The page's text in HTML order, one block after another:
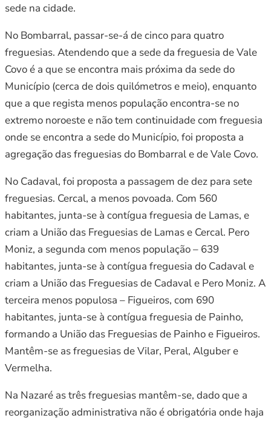
sede na cidade.
No Bombarral, passar-se-á de cinco para quatro
freguesias. Atendendo que a sede da freguesia de Vale
Covo é a que se encontra mais próxima da sede do
Município (cerca de dois quilómetros e meio), enquanto
que a que regista menos população encontra-se no
extremo noroeste e não tem continuidade com freguesia
onde se encontra a sede do Município, foi proposta a
agregação das freguesias do Bombarral e de Vale Covo.
No Cadaval, foi proposta a passagem de dez para sete
freguesias. Cercal, a menos povoada. Com 560
habitantes, junta-se à contígua freguesia de Lamas, e
criam a União das Freguesias de Lamas e Cercal. Pero
Moniz, a segunda com menos população – 639
habitantes, junta-se à contígua freguesia do Cadaval e
criam a União das Freguesias de Cadaval e Pero Moniz. A
terceira menos populosa – Figueiros, com 690
habitantes, junta-se à contígua freguesia de Painho,
formando a União das Freguesias de Painho e Figueiros.
Mantêm-se as freguesias de Vilar, Peral, Alguber e
Vermelha.
Na Nazaré as três freguesias mantêm-se, dado que a
reorganização administrativa não é obrigatória onde haja